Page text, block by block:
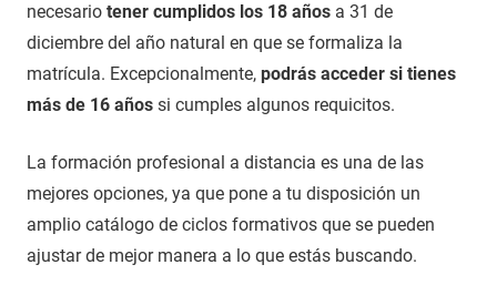
necesario tener cumplidos los 18 años a 31 de
diciembre del año natural en que se formaliza la
matrícula. Excepcionalmente, podrás acceder si tienes
más de 16 años si cumples algunos requicitos.
La formación profesional a distancia es una de las
mejores opciones, ya que pone a tu disposición un
amplio catálogo de ciclos formativos que se pueden
ajustar de mejor manera a lo que estás buscando.